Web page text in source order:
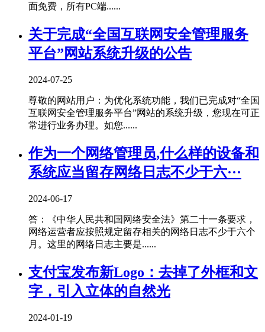
面免费，所有PC端......
关于完成“全国互联网安全管理服务
平台”网站系统升级的公告
2024-07-25
尊敬的网站用户：为优化系统功能，我们已完成对“全国
互联网安全管理服务平台”网站的系统升级，您现在可正
常进行业务办理。如您......
作为一个网络管理员,什么样的设备和
系统应当留存网络日志不少于六···
2024-06-17
答：《中华人民共和国网络安全法》第二十一条要求，
网络运营者应按照规定留存相关的网络日志不少于六个
月。这里的网络日志主要是......
支付宝发布新Logo：去掉了外框和文
字，引入立体的自然光
2024-01-19